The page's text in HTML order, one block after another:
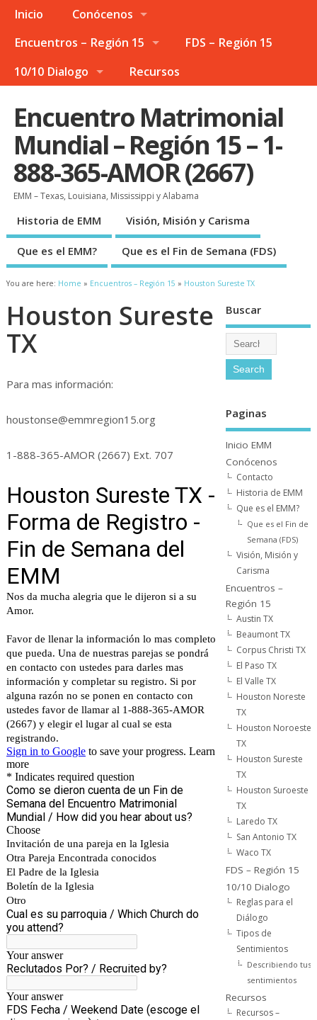
Inicio
Conócenos
Encuentros – Región 15
FDS – Región 15
10/10 Dialogo
Recursos
Encuentro Matrimonial
Mundial – Región 15 – 1-
888-365-AMOR (2667)
EMM – Texas, Louisiana, Mississippi y Alabama
Historia de EMM Visión, Misión y Carisma
Que es el EMM? Que es el Fin de Semana (FDS)
You are here: Home » Encuentros – Región 15 » Houston Sureste TX
Houston Sureste
TX
Para mas información:
houstonse@emmregion15.org
1-888-365-AMOR (2667) Ext. 707
Buscar
Paginas
Inicio EMM
Conócenos
Contacto
Historia de EMM
Que es el EMM?
Que es el Fin de
Semana (FDS)
Visión, Misión y
Carisma
Encuentros –
Región 15
Austin TX
Beaumont TX
Corpus Christi TX
El Paso TX
El Valle TX
Houston Noreste
TX
Houston Noroeste
TX
Houston Sureste
TX
Houston Suroeste
TX
Laredo TX
San Antonio TX
Waco TX
FDS – Región 15
10/10 Dialogo
Reglas para el
Diálogo
Tipos de
Sentimientos
Describiendo tus
sentimientos
Recursos
Recursos –